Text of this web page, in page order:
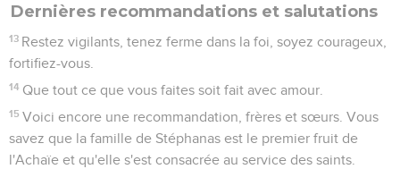
Dernières recommandations et salutations
13 Restez vigilants, tenez ferme dans la foi, soyez courageux,
fortifiez-vous.
14 Que tout ce que vous faites soit fait avec amour.
15 Voici encore une recommandation, frères et sœurs. Vous
savez que la famille de Stéphanas est le premier fruit de
l'Achaïe et qu'elle s'est consacrée au service des saints.